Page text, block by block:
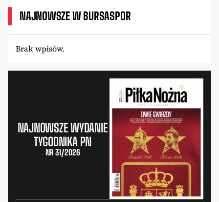
NAJNOWSZE W BURSASPOR
Brak wpisów.
NAJNOWSZE WYDANIE
TYGODNIKA PN
NR 31/2026